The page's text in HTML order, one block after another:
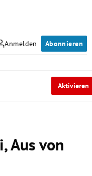
Anmelden Abonnieren
Aktivieren
Aus von